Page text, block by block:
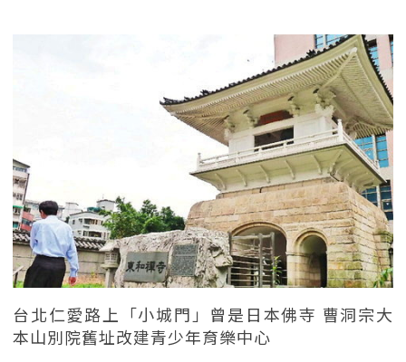
台北仁愛路上「小城門」曾是日本佛寺 曹洞宗大
本山別院舊址改建青少年育樂中心